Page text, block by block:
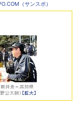
（サンスポ）